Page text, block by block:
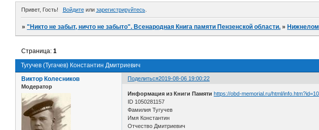
Привет, Гость! Войдитеили зарегистрируйтесь.
»"Никто не забыт, ничто не забыто". Всенародная Книга памяти Пензенской области. »
Тугучев (Тугачев) Константин Дмитриевич
Страница:1
Поделиться2019-08-06 19:00:22
Виктор Колесников
Модератор
Информация из Книги Памяти https://obd-memorial.ru/html/
ID 1050281157
Фамилия Тугучев
Имя Константин
Отчество Дмитриевич